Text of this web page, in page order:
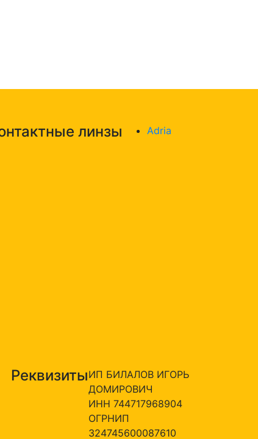
линзы Adria
РеквизитыИП БИЛАЛОВ ИГОРЬ
ДОМИРОВИЧ
ИНН 744717968904
ОГРНИП
324745600087610